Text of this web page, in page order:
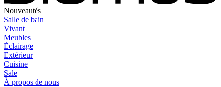
Nouveautés
Salle de bain
Vivant
Meubles
Éclairage
Extérieur
Cuisine
Sale
À propos de nous